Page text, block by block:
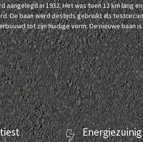
aangelegd in 1932. Het was toen 12 km lang
De baan werd destijds gebruikt als
tot zijn huidige vorm. De nieuwe baan is
Energiezuinig